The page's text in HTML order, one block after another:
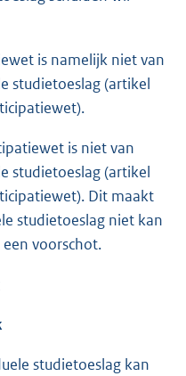
is namelijk niet van
studietoeslag (artikel
is niet van
studietoeslag (artikel
Dit maakt
studietoeslag niet kan
voorschot.
studietoeslag kan